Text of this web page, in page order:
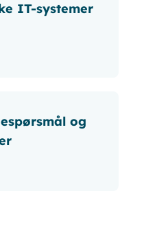
IT-systemer
og